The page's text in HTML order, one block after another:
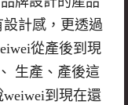
計感，更透過
從產後到現
生產、產後這
weiwei到現在還